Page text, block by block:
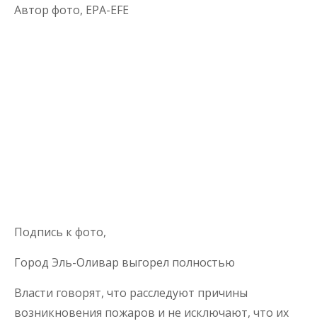
Автор фото, EPA-EFE
Подпись к фото,
Город Эль-Оливар выгорел полностью
Власти говорят, что расследуют причины
возникновения пожаров и не исключают, что их